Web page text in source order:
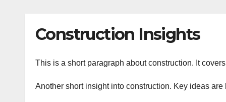
Construction Insights
This is a short paragraph about construction. It
Another short insight into construction. Key ideas